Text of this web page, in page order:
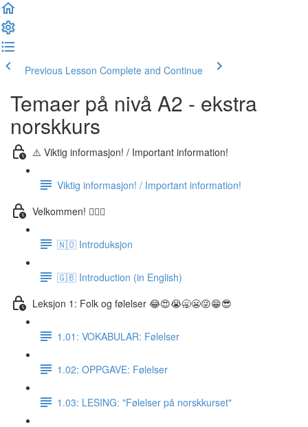
Previous Lesson Complete and Continue
Temaer på nivå A2 - ekstra
norskkurs
⚠️ Viktig informasjon! / Important information!
Viktig informasjon! / Important information!
Velkommen! 🙋🏼‍♂️
🇳🇴 Introduksjon
🇬🇧 Introduction (in English)
Leksjon 1: Folk og følelser 😂😍😭🥱😬😜😁😎
1.01: VOKABULAR: Følelser
1.02: OPPGAVE: Følelser
1.03: LESING: "Følelser på norskkurset"